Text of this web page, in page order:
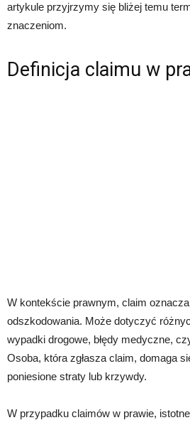
artykule przyjrzymy się bliżej temu
znaczeniom.
Definicja claimu w
W kontekście prawnym, claim
odszkodowania. Może dotyczyć
wypadki drogowe, błędy medyczne,
Osoba, która zgłasza claim, domaga
poniesione straty lub krzywdy.
W przypadku claimów w prawie,